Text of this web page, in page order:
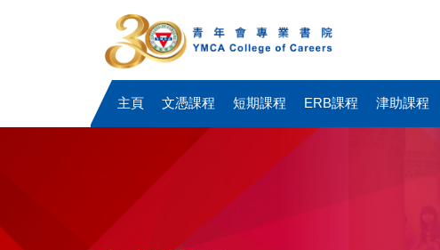
主頁 文憑課程 短期課程 ERB課程 津助課程